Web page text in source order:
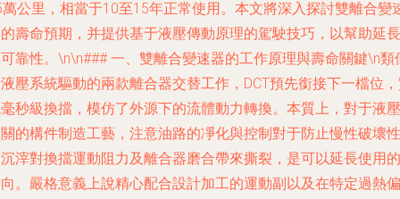
公里，相當于10至15年正常使用。本文將深入探討雙離合變
壽命預期，并提供基于液壓傳動原理的駕駛技巧，以幫助延長
靠性。\n\n### 一、雙離合變速器的工作原理與壽命關鍵\n類
壓系統驅動的兩款離合器交替工作，DCT預先銜接下一檔位
秒級換擋，模仿了外源下的流體動力轉換。本質上，對于液壓
的構件制造工藝，注意油路的凈化與控制對于防止慢性破壞性
滓對換擋運動阻力及離合器磨合帶來撕裂，是可以延長使用的
。嚴格意義上說精心配合設計加工的運動副以及在特定過熱偏